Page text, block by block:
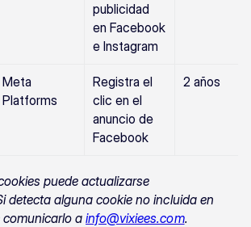
publicidad
en Facebook
e Instagram
Meta
Platforms
Registra el
clic en el
anuncio de
Facebook
2 años
puede actualizarse
detecta alguna cookie no incluida en
comunicarlo a info@vixiees.com.